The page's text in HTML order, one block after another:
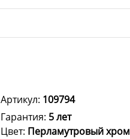
Артикул: 109794
Гарантия: 5 лет
Цвет: Перламутровый хром